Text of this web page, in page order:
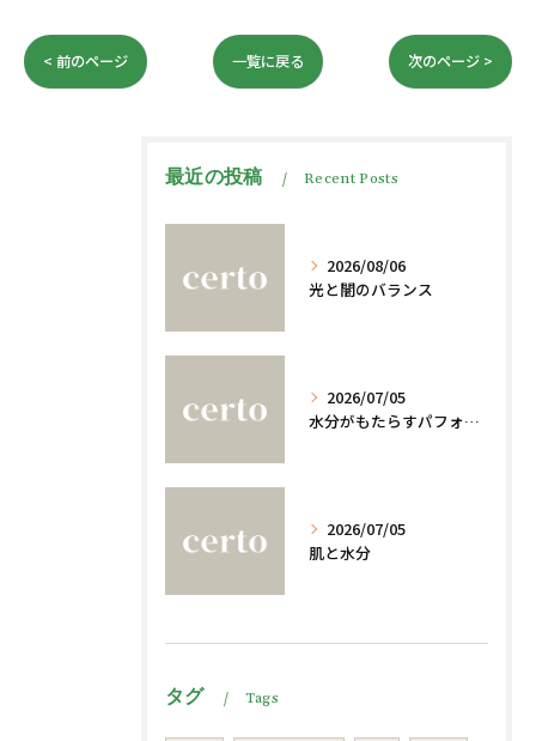
< 前のページ 一覧に戻る 次のページ >
最近の投稿 Recent Posts
2026/08/06
光と闇のバランス
2026/07/05
水分がもたらすパフォーマンスへの影響
2026/07/05
肌と水分
タグ Tags